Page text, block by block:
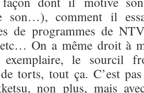
son…), comment il
de programmes de
etc… On a même droit à
exemplaire, le sourcil
torts, tout ça. C’est
non plus, mais